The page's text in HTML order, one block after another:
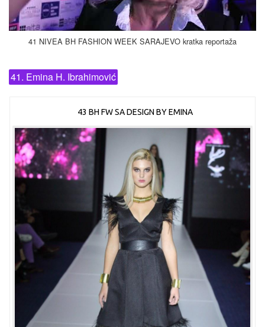
41 NIVEA BH FASHION WEEK SARAJEVO kratka reportaža
41. Emina H. Ibrahimović
43 BH FW SA DESIGN BY EMINA